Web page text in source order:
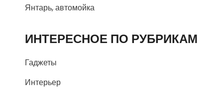
Янтарь, автомойка
ИНТЕРЕСНОЕ ПО РУБРИКАМ
Гаджеты
Интерьер